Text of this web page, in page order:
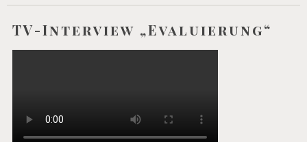
S
R
T
TV-Interview „Evaluierung“